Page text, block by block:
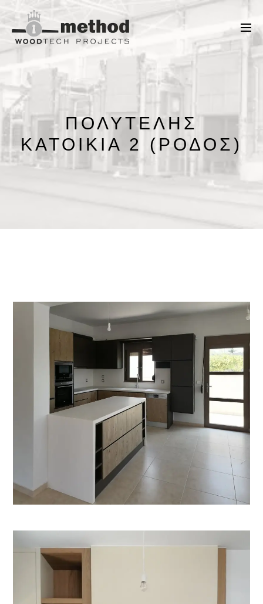
ΠΟΛΥΤΕΛΉΣ
ΚΑΤΟΙΚΊΑ 2 (ΡΌΔΟΣ)